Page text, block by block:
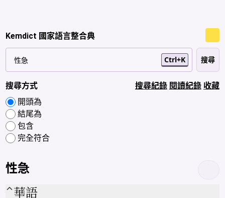
Kemdict 國家語言整合典
Ctrl+K
搜尋方式
開頭為
結尾為
包含
完全符合
搜尋紀錄 閱讀紀錄 收藏
性急
華語